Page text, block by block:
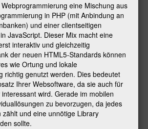
eine Mischung aus
in PHP (mit Anbindung an
und einer clientseitigen
JavaScript. Dieser Mix macht eine
interaktiv und gleichzeitig
der neuen HTML5-Standards können
wie Ortung und lokale
richtig genutzt werden. Dies bedeutet
Ihrer Websoftware, da sie auch für
wird. Gerade im mobilen
zu bevorzugen, da jedes
zählt und eine unnötige Library
sollte.